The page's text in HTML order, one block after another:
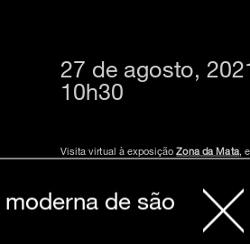
27 de agosto,
10h30
Visita virtual à exposiçãoZona da Mata,
A exposição, instalada no térreo e
artistas como Claudia Andujar,
*O agendamento poderá ser realizado
de são